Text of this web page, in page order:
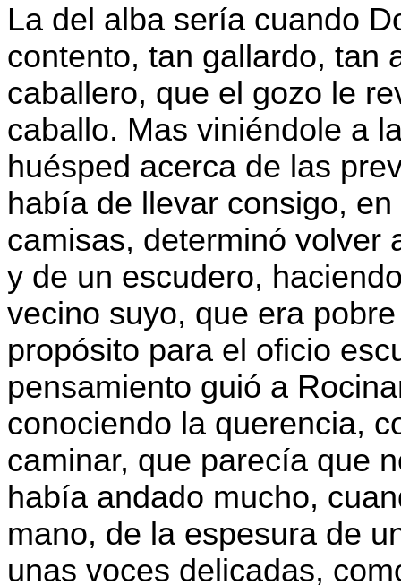
La del alba sería cuando
contento, tan gallardo, tan
caballero, que el gozo le
caballo. Mas viniéndole a
huésped acerca de las
había de llevar consigo,
camisas, determinó volver
y de un escudero,
vecino suyo, que era
propósito para el oficio
pensamiento guió a
conociendo la querencia,
caminar, que parecía que
había andado mucho,
mano, de la espesura de
unas voces delicadas,